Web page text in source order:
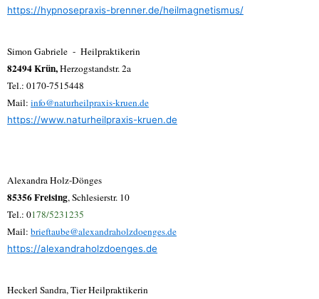
https://hypnosepraxis-brenner.de/heilmagnetismus/
Simon Gabriele - Heilpraktikerin
82494 Krün,Herzogstandstr. 2a
Tel.: 0170-7515448
Mail: info@naturheilpraxis-kruen.de
https://www.naturheilpraxis-kruen.de
Alexandra Holz-Dönges
85356 Freising, Schlesierstr. 10
Tel.: 0178/5231235
Mail: brieftaube@alexandraholzdoenges.de
https://alexandraholzdoenges.de
Heckerl Sandra, Tier Heilpraktikerin